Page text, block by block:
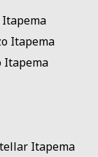
Itapema
Itapema
Itapema
Itapema